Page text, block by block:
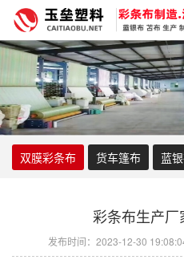
双膜彩条布 货车篷布 蓝
彩条布生产厂
发布时间：2023-12-30